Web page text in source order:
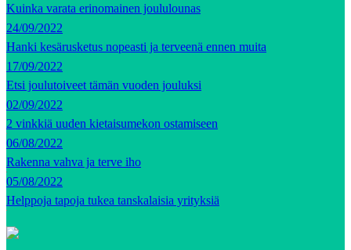
Kuinka varata erinomainen joululounas
24/09/2022
Hanki kesärusketus nopeasti ja terveenä ennen muita
17/09/2022
Etsi joulutoiveet tämän vuoden jouluksi
02/09/2022
2 vinkkiä uuden kietaisumekon ostamiseen
06/08/2022
Rakenna vahva ja terve iho
05/08/2022
Helppoja tapoja tukea tanskalaisia yrityksiä